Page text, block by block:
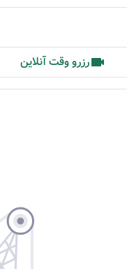
رزرو وقت آنلاین